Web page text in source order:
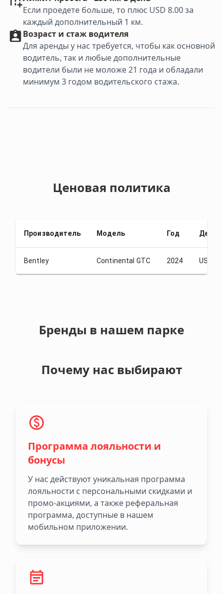
Если проедете больше, то плюс USD 8.00 за
каждый дополнительный 1 км.
Возраст и стаж водителя
Для аренды у нас требуется, чтобы как основной
водитель, так и любые дополнительные
водители были не моложе 21 года и обладали
минимум 3 годом водительского стажа.
Ценовая политика
Производитель Модель Год
Bentley Continental GTC 2024 USD
Бренды в нашем парке
Почему нас выбирают
Программа лояльности и
бонусы
У нас действуют уникальная программа
лояльности с персональными скидками и
промо-акциями, а также реферальная
программа, доступные в нашем
мобильном приложении.